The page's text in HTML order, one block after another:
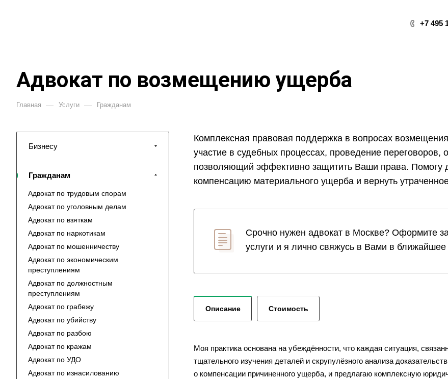
+7 495
Адвокат по возмещению ущерба
Главная — Услуги — Гражданам
Комплексная правовая поддержка в вопросах
участие в судебных процессах, проведение
позволяющий эффективно защитить Ваши права. Помогу
компенсацию материального ущерба и вернуть
Срочно нужен адвокат в Москве? Оформите
услуги и я лично свяжусь в Вами в
Описание Стоимость
Моя практика основана на убеждённости, что каждая ситуация,
тщательного изучения деталей и скрупулёзного анализа
о компенсации причиненного ущерба, и предлагаю комплексную
Бизнесу
Гражданам
Адвокат по трудовым спорам
Адвокат по уголовным делам
Адвокат по взяткам
Адвокат по наркотикам
Адвокат по мошенничеству
Адвокат по экономическим
преступлениям
Адвокат по должностным
преступлениям
Адвокат по грабежу
Адвокат по убийству
Адвокат по разбою
Адвокат по кражам
Адвокат по УДО
Адвокат по изнасилованию